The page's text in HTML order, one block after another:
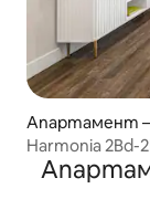
Апартамент –
Harmonia 2Bd-
джакузи